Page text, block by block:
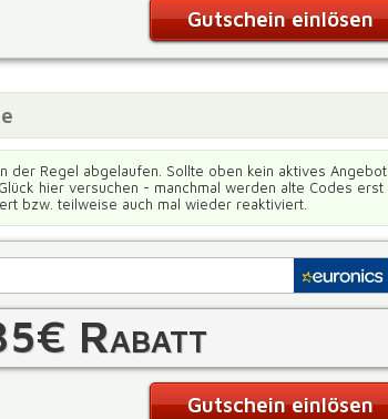
Gutschein einlösen
der Regel abgelaufen. Sollte oben kein aktives Angebot
hier versuchen - manchmal werden alte Codes erst
bzw. teilweise auch mal wieder reaktiviert.
Rabatt
Gutschein einlösen